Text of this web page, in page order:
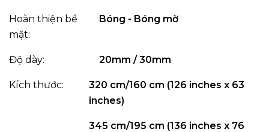
Hoàn thiện bề
mặt:
Bóng - Bóng mờ
Độ dày: 20mm / 30mm
Kích thước:
320 cm/160 cm (126 inches x 63
inches)
345 cm/195 cm (136 inches x 76